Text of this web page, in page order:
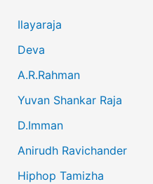
Ilayaraja
Deva
A.R.Rahman
Yuvan Shankar Raja
D.Imman
Anirudh Ravichander
Hiphop Tamizha